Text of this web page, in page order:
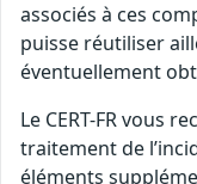
associés à ces
puisse réutiliser
éventuellement
Le CERT-FR vous
traitement de
éléments